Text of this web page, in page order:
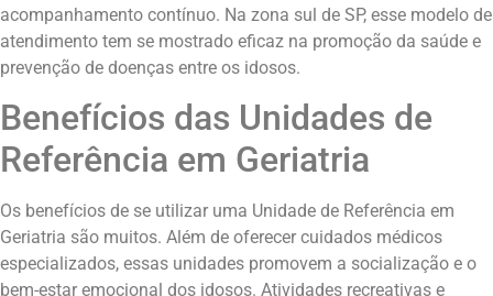
acompanhamento contínuo. Na zona sul de SP, esse modelo de
atendimento tem se mostrado eficaz na promoção da saúde e
prevenção de doenças entre os idosos.
Benefícios das Unidades de
Referência em Geriatria
Os benefícios de se utilizar uma Unidade de Referência em
Geriatria são muitos. Além de oferecer cuidados médicos
especializados, essas unidades promovem a socialização e o
bem-estar emocional dos idosos. Atividades recreativas e